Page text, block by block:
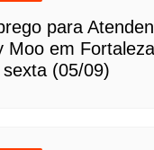
para
Moo em
(05/09)